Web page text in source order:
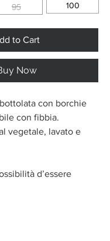
95 100
to Cart
Now
con borchie
con fibbia.
vegetale, lavato e
d’essere